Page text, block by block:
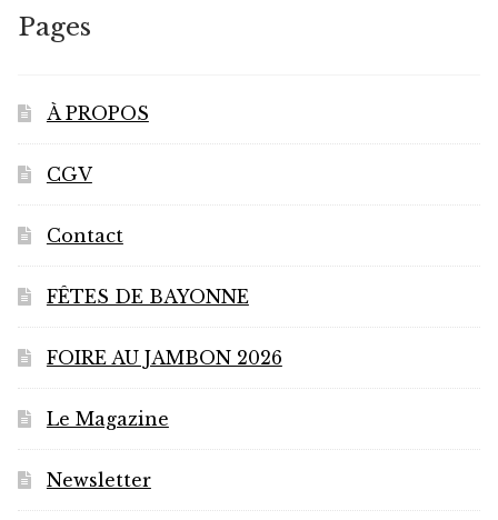
Pages
À PROPOS
CGV
Contact
FÊTES DE BAYONNE
FOIRE AU JAMBON 2026
Le Magazine
Newsletter